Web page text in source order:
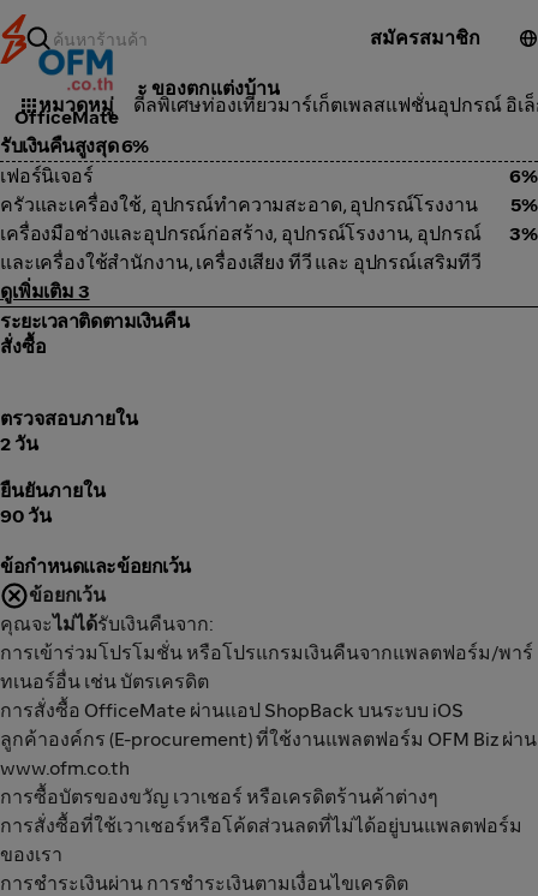
สมัครสมาชิก
หมวดหมู่ ดีลพิเศษท่องเที่ยวมาร์เก็ตเพลสแฟชั่นอุปกรณ์ อิเ
เฟอร์นิเจอร์ และ ของตกแต่งบ้าน
OfficeMate
รับเงินคืนสูงสุด 6%
เฟอร์นิเจอร์
6%
ครัวและเครื่องใช้, อุปกรณ์ทำความสะอาด, อุปกรณ์โรงงาน
5%
เครื่องมือช่างและอุปกรณ์ก่อสร้าง, อุปกรณ์โรงงาน, อุปกรณ์
และเครื่องใช้สำนักงาน, เครื่องเสียง ทีวี และ อุปกรณ์เสริมทีวี
3%
ดูเพิ่มเติม 3
ระยะเวลาติดตามเงินคืน
สั่งซื้อ
ตรวจสอบภายใน
2 วัน
ยืนยันภายใน
90 วัน
ข้อกำหนดและข้อยกเว้น
ข้อยกเว้น
คุณจะไม่ได้รับเงินคืนจาก:
การเข้าร่วมโปรโมชั่น หรือโปรแกรมเงินคืนจากแพลตฟอร์ม/พาร์
ทเนอร์อื่น เช่น บัตรเครดิต
การสั่งซื้อ OfficeMate ผ่านแอป ShopBack บนระบบ iOS
ลูกค้าองค์กร (E-procurement) ที่ใช้งานแพลตฟอร์ม OFM Biz ผ่าน
www.ofm.co.th
การซื้อบัตรของขวัญ เวาเชอร์ หรือเครดิตร้านค้าต่างๆ
การสั่งซื้อที่ใช้เวาเชอร์หรือโค้ดส่วนลดที่ไม่ได้อยู่บนแพลตฟอร์ม
ของเรา
การชำระเงินผ่าน การชำระเงินตามเงื่อนไขเครดิต